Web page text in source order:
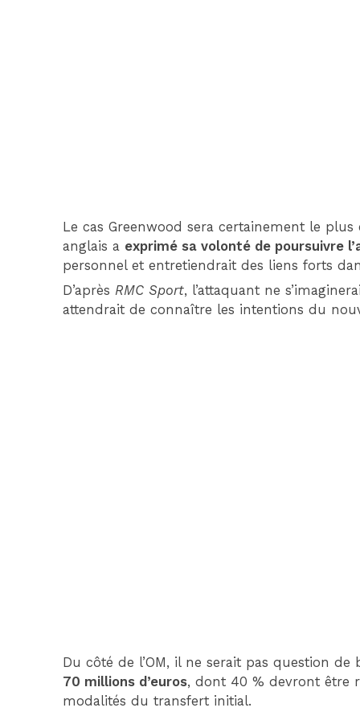
Le cas Greenwood sera certainement le
anglais a exprimé sa volonté de poursuivre
personnel et entretiendrait des liens forts
D’après RMC Sport, l’attaquant ne
attendrait de connaître les intentions du
Du côté de l’OM, il ne serait pas question
70 millions d’euros, dont 40 % devront être
modalités du transfert initial.